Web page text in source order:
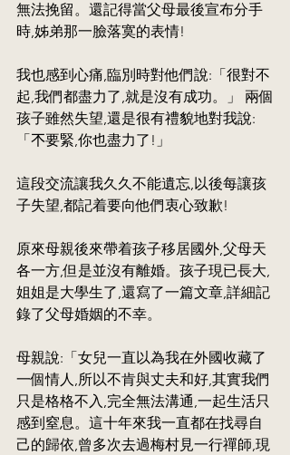
無法挽留。還記得當父母最後宣布分手
時,姊弟那一臉落寞的表情!
我也感到心痛,臨別時對他們說:「很對不
起,我們都盡力了,就是沒有成功。」 兩個
孩子雖然失望,還是很有禮貌地對我說:
「𣎴要緊,你也盡力了!」
這段交流讓我久久不能遺忘,以後每讓孩
子失望,都記着要向他們衷心致歉!
原來母親後來帶着孩子移居國外,父母天
各一方,但是並沒有離婚。孩子現已長大,
姐姐是大學生了,還寫了一篇文章,詳細記
錄了父母婚姻的不幸。
母親說:「女兒一直以為我在外國收藏了
一個情人,所以不肯與丈夫和好,其實我們
只是格格不入,完全無法溝通,一起生活只
感到窒息。這十年來我一直都在找尋自
己的歸依,曾多次去過梅村見一行禪師,現